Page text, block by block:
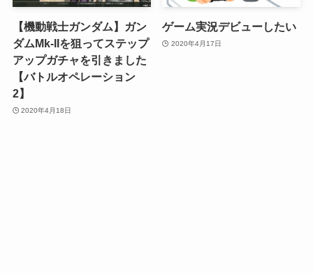
【機動戦士ガンダム】ガン
ダムMk-IIを狙ってステップ
アップガチャを引きました
【バトルオペレーション
2】
2020年4月18日
ゲーム実況デビューしたい
2020年4月17日